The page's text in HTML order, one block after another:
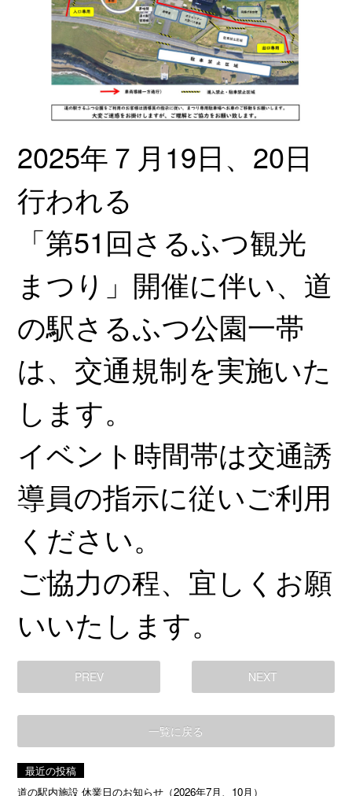
2025年７月19日、20日
行われる
「第51回さるふつ観光
まつり」開催に伴い、道
の駅さるふつ公園一帯
は、交通規制を実施いた
します。
イベント時間帯は交通誘
導員の指示に従いご利用
ください。
ご協力の程、宜しくお願
いいたします。
PREV NEXT
一覧に戻る
最近の投稿
道の駅内施設 休業日のお知らせ（2026年7月、10月）